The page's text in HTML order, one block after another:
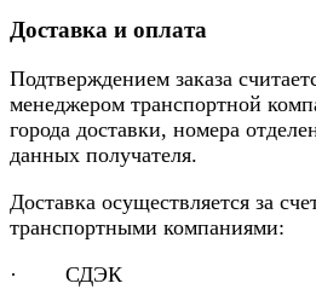
Доставка и оплата
Подтверждением заказа
менеджером транспортной
города доставки, номера
данных получателя.
Доставка осуществляется за
транспортными компаниями:
· СДЭК